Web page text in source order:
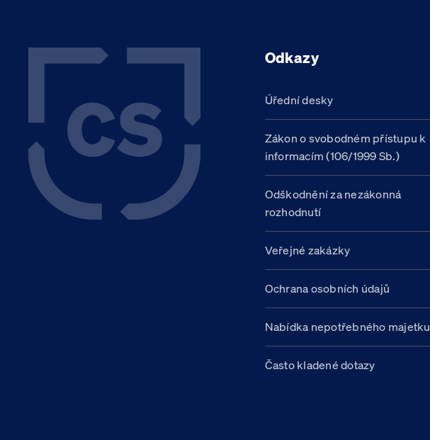
Odkazy
Úřední desky
Zákon o svobodném přístupu k
informacím (106/1999 Sb.)
Odškodnění za nezákonná
rozhodnutí
Veřejné zakázky
Ochrana osobních údajů
Nabídka nepotřebného majetku
Často kladené dotazy